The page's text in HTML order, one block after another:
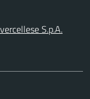
S.p.A.